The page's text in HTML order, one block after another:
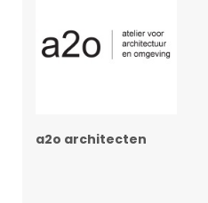
a2o architecten